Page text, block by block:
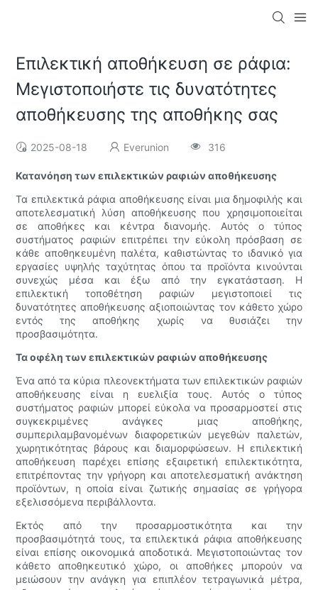
Επιλεκτική αποθήκευση σε ράφια:
Μεγιστοποιήστε τις δυνατότητες
αποθήκευσης της αποθήκης σας
2025-08-18 Everunion 316
Κατανόηση των επιλεκτικών ραφιών αποθήκευσης
Τα επιλεκτικά ράφια αποθήκευσης είναι μια δημοφιλής και
αποτελεσματική λύση αποθήκευσης που χρησιμοποιείται
σε αποθήκες και κέντρα διανομής. Αυτός ο τύπος
συστήματος ραφιών επιτρέπει την εύκολη πρόσβαση σε
κάθε αποθηκευμένη παλέτα, καθιστώντας το ιδανικό για
εργασίες υψηλής ταχύτητας όπου τα προϊόντα κινούνται
συνεχώς μέσα και έξω από την εγκατάσταση. Η
επιλεκτική τοποθέτηση ραφιών μεγιστοποιεί τις
δυνατότητες αποθήκευσης αξιοποιώντας τον κάθετο χώρο
εντός της αποθήκης χωρίς να θυσιάζει την
προσβασιμότητα.
Τα οφέλη των επιλεκτικών ραφιών αποθήκευσης
Ένα από τα κύρια πλεονεκτήματα των επιλεκτικών ραφιών
αποθήκευσης είναι η ευελιξία τους. Αυτός ο τύπος
συστήματος ραφιών μπορεί εύκολα να προσαρμοστεί στις
συγκεκριμένες ανάγκες μιας αποθήκης,
συμπεριλαμβανομένων διαφορετικών μεγεθών παλετών,
χωρητικότητας βάρους και διαμορφώσεων. Η επιλεκτική
αποθήκευση παρέχει επίσης εξαιρετική επιλεκτικότητα,
επιτρέποντας την γρήγορη και αποτελεσματική ανάκτηση
προϊόντων, η οποία είναι ζωτικής σημασίας σε γρήγορα
εξελισσόμενα περιβάλλοντα.
Εκτός από την προσαρμοστικότητα και την
προσβασιμότητά τους, τα επιλεκτικά ράφια αποθήκευσης
είναι επίσης οικονομικά αποδοτικά. Μεγιστοποιώντας τον
κάθετο αποθηκευτικό χώρο, οι αποθήκες μπορούν να
μειώσουν την ανάγκη για επιπλέον τετραγωνικά μέτρα,